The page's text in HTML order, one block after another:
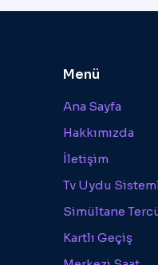
Menü
Ana Sayfa
Hakkımızda
İletişim
Tv Uydu
Simültane
Kartlı Geçiş